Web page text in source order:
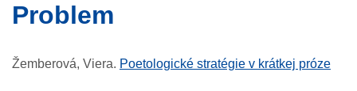
problem
Žemberová, Viera. Poetologické stratégie v krátkej próze